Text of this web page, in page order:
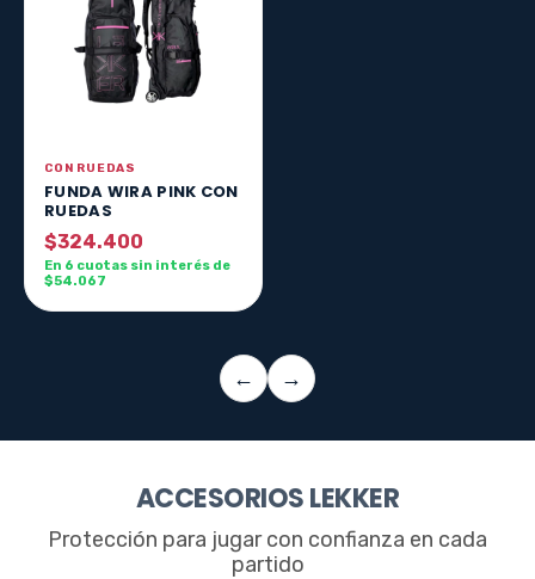
CON RUEDAS
FUNDA WIRA PINK CON
RUEDAS
$324.400
En 6 cuotas sin interés de
$54.067
← →
ACCESORIOS LEKKER
Protección para jugar con confianza en cada
partido